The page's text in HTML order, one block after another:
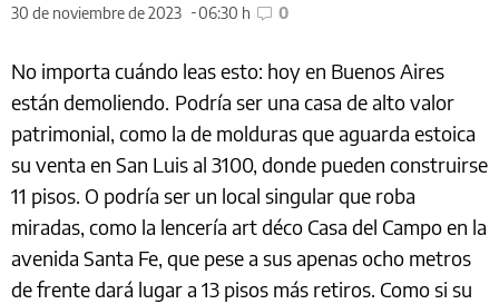
30 de noviembre de 2023 06:30 h 0
No importa cuándo leas esto: hoy en Buenos Aires
están demoliendo. Podría ser una casa de alto valor
patrimonial, como la de molduras que aguarda estoica
su venta en San Luis al 3100, donde pueden construirse
11 pisos. O podría ser un local singular que roba
miradas, como la lencería art déco Casa del Campo en la
avenida Santa Fe, que pese a sus apenas ocho metros
de frente dará lugar a 13 pisos más retiros. Como si su